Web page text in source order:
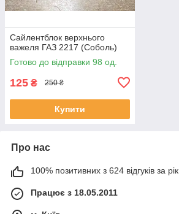
Сайлентблок верхнього
важеля ГАЗ 2217 (Соболь)
Готово до відправки 98 од.
125 ₴ 250 ₴
Купити
Про нас
100% позитивних з 624 відгуків за рік
Працює з 18.05.2011